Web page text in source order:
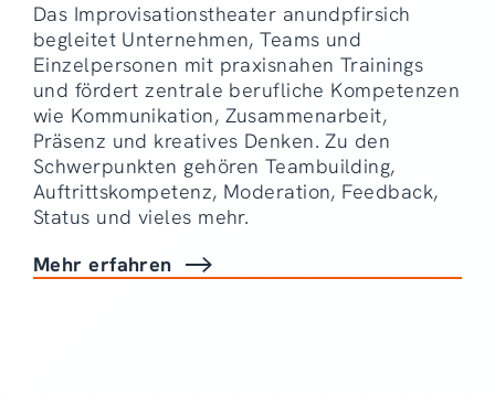
Das Improvisationstheater anundpfirsich
begleitet Unternehmen, Teams und
Einzelpersonen mit praxisnahen Trainings
und fördert zentrale berufliche Kompetenzen
wie Kommunikation, Zusammenarbeit,
Präsenz und kreatives Denken. Zu den
Schwerpunkten gehören Teambuilding,
Auftrittskompetenz, Moderation, Feedback,
Status und vieles mehr.
Mehr erfahren